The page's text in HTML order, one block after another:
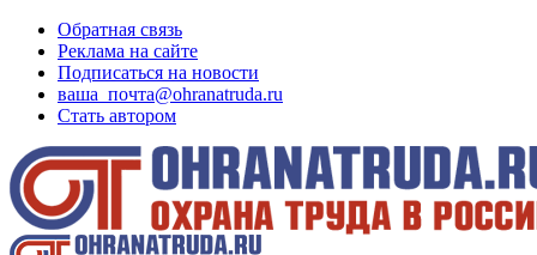
Обратная связь
Реклама на сайте
Подписаться на новости
ваша_почта@ohranatruda.ru
Стать автором